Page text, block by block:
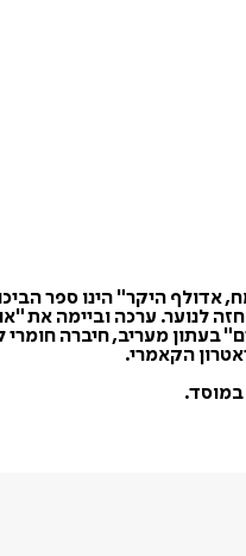
אדולף היקר" הינו ספר
לנוער. ערכה וביימה
בעתון מעריב, חיברה
הקאמרי.
במוסד.